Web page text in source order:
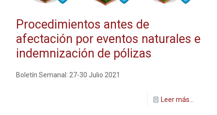
Procedimientos antes de
afectación por eventos naturales e
indemnización de pólizas
Boletín Semanal: 27-30 Julio 2021
Leer más...